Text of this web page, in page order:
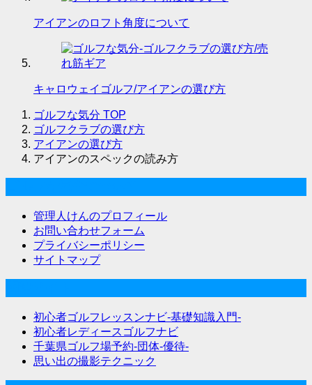
アイアンのロフト角度について
キャロウェイゴルフ/アイアンの選び方
ゴルフな気分 TOP
ゴルフクラブの選び方
アイアンの選び方
アイアンのスペックの読み方
管理人けんのプロフィール
お問い合わせフォーム
プライバシーポリシー
サイトマップ
初心者ゴルフレッスンナビ-基礎知識入門-
初心者レディースゴルフナビ
千葉県ゴルフ場予約-団体-優待-
思い出の撮影テクニック